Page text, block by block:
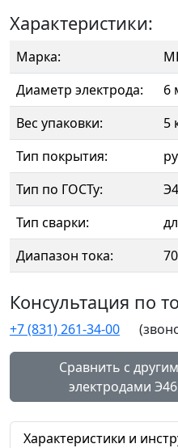
Характеристики:
Марка:
Диаметр электрода:
6
Вес упаковки:
5
Тип покрытия:
Тип по ГОСТу:
Тип сварки:
Диапазон тока:
Консультация по
+7 (831) 261-34-00
Сравнить с
электродами Э46